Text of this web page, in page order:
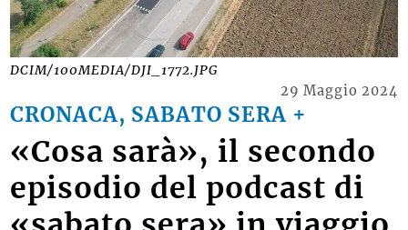
DCIM/100MEDIA/DJI_1772.JPG
CRONACA, SABATO SERA +
29 Maggio 2024
«Cosa sarà», il secondo
episodio del podcast di